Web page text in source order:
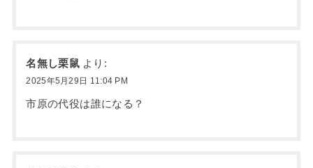
名無し栗鼠 より:
2025年5月29日 11:04 PM
市原の代役は誰になる？